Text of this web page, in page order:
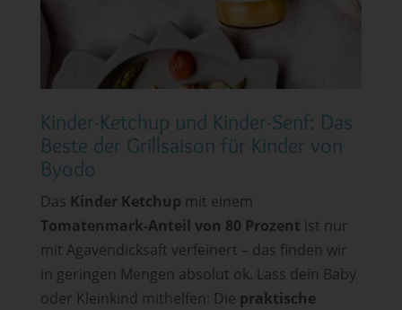
Kinder-Ketchup und Kinder-Senf: Das
Beste der Grillsaison für Kinder von
Byodo
Das KinderKetchup mit einem
Tomatenmark-Anteil von 80 Prozent ist nur
mit Agavendicksaft verfeinert – das finden wir
in geringen Mengen absolut ok. Lass dein Baby
oder Kleinkind mithelfen: Die praktische